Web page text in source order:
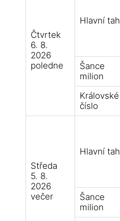
Čtvrtek
6. 8.
2026
poledne
Hlavní tah
Šance
milion
Královské
číslo
Středa
5. 8.
2026
večer
Hlavní tah
Šance
milion